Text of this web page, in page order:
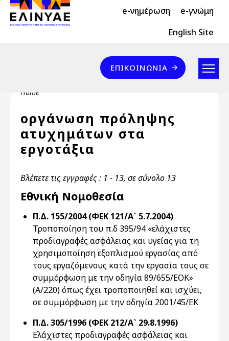
Skip to main content
Header Top 2 e-νημέρωση e-γνώμη
Header Top English Site
Επικοινωνία
ΕΠΙΚΟΙΝΩΝΊΑ
Breadcrumb
Home
οργάνωση πρόληψης
ατυχημάτων στα
εργοτάξια
Βλέπετε τις εγγραφές : 1 - 13, σε σύνολο 13
Εθνική Νομοθεσία
Π.Δ. 155/2004 (ΦΕΚ 121/Α` 5.7.2004)
Τροποποίηση του π.δ 395/94 «ελάχιστες
προδιαγραφές ασφάλειας και υγείας για τη
χρησιμοποίηση εξοπλισμού εργασίας από
τους εργαζόμενους κατά την εργασία τους σε
συμμόρφωση με την οδηγία 89/655/ΕΟΚ»
(Α/220) όπως έχει τροποποιηθεί και ισχύει,
σε συμμόρφωση με την οδηγία 2001/45/ΕΚ
Π.Δ. 305/1996 (ΦΕΚ 212/Α` 29.8.1996)
Eλάχιστες προδιαγραφές ασφάλειας και